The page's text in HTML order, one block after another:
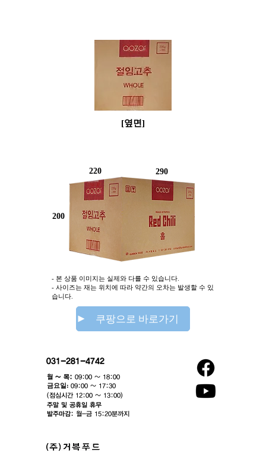
​[옆면]
200
- 본 상품 이미지는 실제와 다를 수 있습니다.
- 사이즈는 재는 위치에 따라 약간의 오차는 발생할 수 있
습니다.
쿠팡으로 바로가기
290
220
031-281-4742
월 ~ 목: 09:00 ~ 18:00
​금요일: 09:00 ~ 17:30
(점심시간 12:00 ~ 13:00)​
주말 및 공휴일 휴무
발주마감: 월-금 15:20분까지